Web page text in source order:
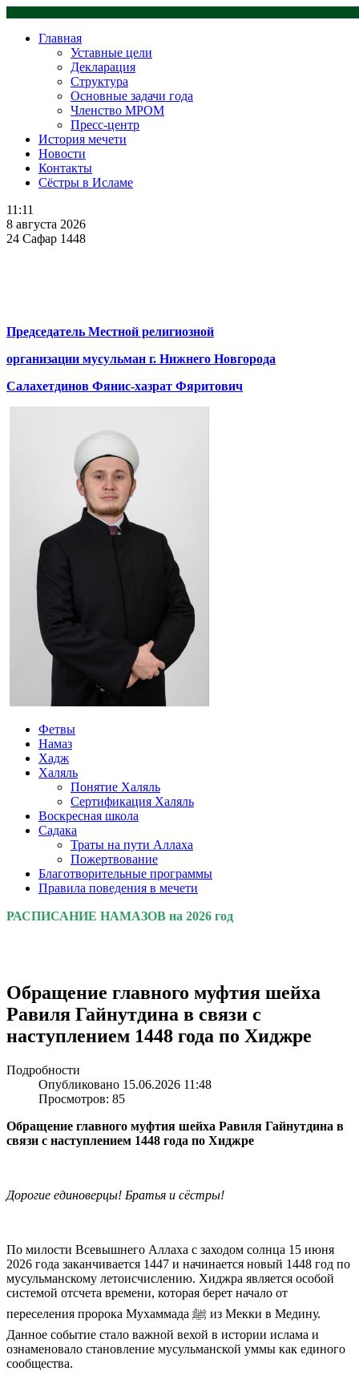
Главная
Уставные цели
Декларация
Структура
Основные задачи года
Членство МРОМ
Пресс-центр
История мечети
Новости
Контакты
Сёстры в Исламе
11:11
8 августа 2026
24 Сафар 1448
Председатель Местной религиозной
организации мусульман г. Нижнего Новгорода
Салахетдинов Фянис-хазрат Фяритович
Фетвы
Намаз
Хадж
Халяль
Понятие Халяль
Сертификация Халяль
Воскресная школа
Садака
Траты на пути Аллаха
Пожертвование
Благотворительные программы
Правила поведения в мечети
РАСПИСАНИЕ НАМАЗОВ на 2026 год
Обращение главного муфтия шейха
Равиля Гайнутдина в связи с
наступлением 1448 года по Хиджре
Подробности
Опубликовано 15.06.2026 11:48
Просмотров: 85
Обращение главного муфтия шейха Равиля Гайнутдина в
связи с наступлением 1448 года по Хиджре
Дорогие единоверцы! Братья и сёстры!
По милости Всевышнего Аллаха с заходом солнца 15 июня
2026 года заканчивается 1447 и начинается новый 1448 год по
мусульманскому летоисчислению. Хиджра является особой
системой отсчета времени, которая берет начало от
переселения пророка Мухаммада ﷺ из Мекки в Медину.
Данное событие стало важной вехой в истории ислама и
ознаменовало становление мусульманской уммы как единого
сообщества.